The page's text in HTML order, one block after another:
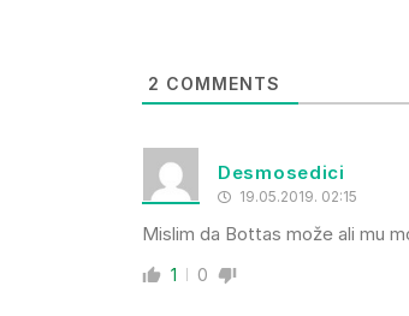
2 COMMENTS
Desmosedici
19.05.2019. 02:15
Mislim da Bottas može ali mu
1 0